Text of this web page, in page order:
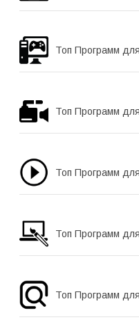
Топ Программ
Топ Программ
Топ Программ
Топ Программ
Топ Программ